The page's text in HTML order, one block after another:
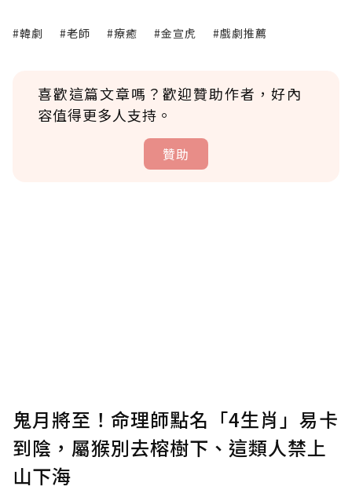
#韓劇 #老師 #療癒 #金宣虎 #戲劇推薦
喜歡這篇文章嗎？歡迎贊助作者，好內
容值得更多人支持。
贊助
確認送出
鬼月將至！命理師點名「4生肖」易卡
到陰，屬猴別去榕樹下、這類人禁上
山下海